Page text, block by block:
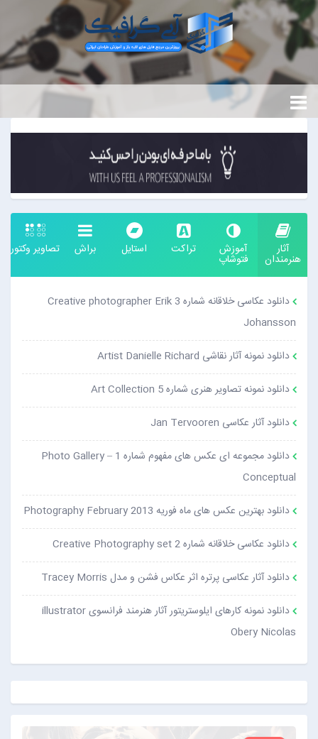
آثار
هنرمندان
آموزش
فتوشاپ
تراکت استایل براش تصاویر وکتور
دانلود عکاسی خلاقانه شماره 3 Creative photographer Erik
Johansson
دانلود نمونه آثار نقاشی Artist Danielle Richard
دانلود نمونه تصاویر هنری شماره 5 Art Collection
دانلود آثار عکاسی Jan Tervooren
دانلود مجموعه ای عکس های مفهوم شماره 1 Photo Gallery –
Conceptual
دانلود بهترین عکس های ماه فوریه Photography February 2013
دانلود عکاسی خلاقانه شماره 2 Creative Photography set
دانلود آثار عکاسی پرتره اثر عکاس فشن و مدل Tracey Morris
دانلود نمونه کارهای ایلوستریتور آثار هنرمند فرانسوی illustrator
Obery Nicolas